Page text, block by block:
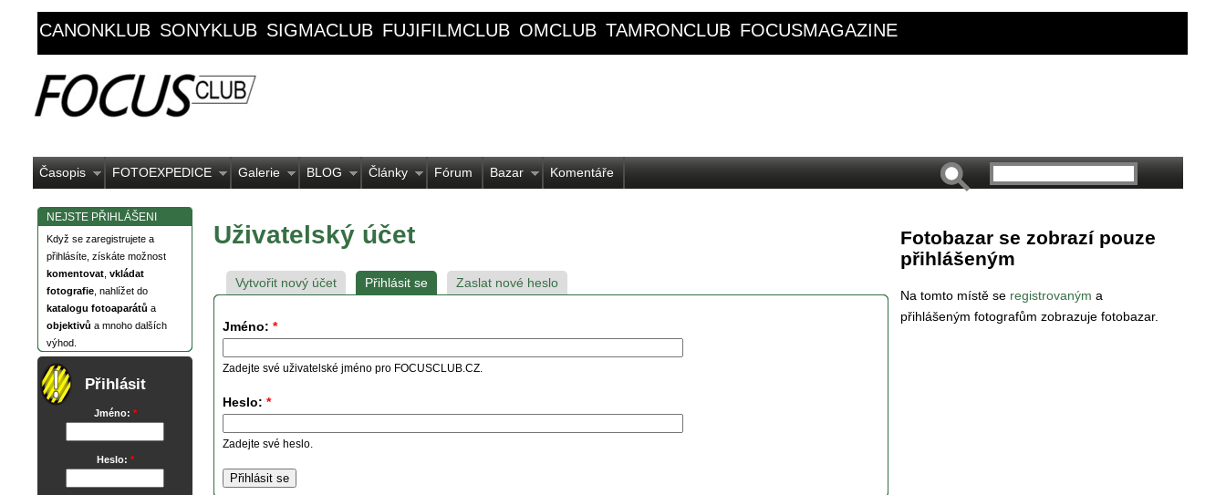
CANONKLUB SONYKLUB SIGMACLUB FUJIFILMCLUB OMCLUB TAMRONCLUB FOCUSMAGAZINE
Časopis FOTOEXPEDICE Galerie BLOG Články Fórum Bazar Komentáře
NEJSTE PŘIHLÁŠENI
Když se zaregistrujete a
přihlásíte, získáte možnost
komentovat vkládat
fotografie , nahlížet do
katalogu fotoaparátů a
objektivů a mnoho dalších
výhod.
Přihlásit
Jméno: *
Heslo: *
Uživatelský účet
Vytvořit nový účet Přihlásit se Zaslat nové heslo
Jméno: *
Zadejte své uživatelské jméno pro FOCUSCLUB.CZ.
Heslo: *
Zadejte své heslo.
Fotobazar se zobrazí pouze
přihlášeným
Na tomto místě se registrovaným a
přihlášeným fotografům zobrazuje fotobazar.